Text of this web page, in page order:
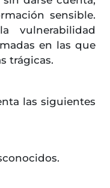
sensible.
vulnerabilidad
en las que
trágicas.
las siguientes